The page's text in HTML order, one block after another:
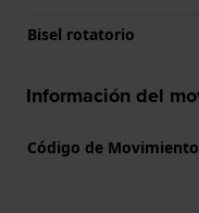
Bisel rotatorio
Información del
Código de Movimiento